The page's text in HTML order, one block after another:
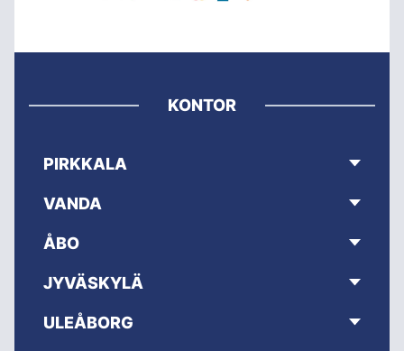
KONTOR
PIRKKALA
VANDA
ÅBO
JYVÄSKYLÄ
ULEÅBORG